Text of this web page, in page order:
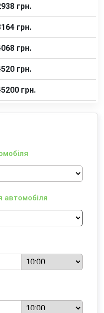
грн.
грн.
грн.
грн.
грн.
автомобіля